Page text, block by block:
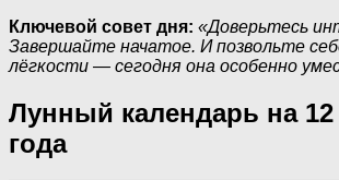
Ключевой совет дня: «Доверьтесь
Завершайте начатое. И позвольте
лёгкости — сегодня она особенно
Лунный календарь на
года